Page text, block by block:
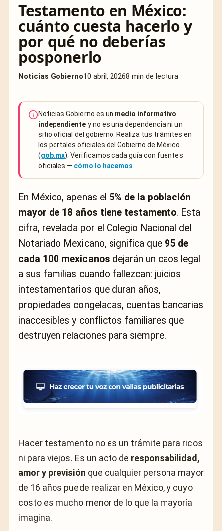
Testamento en México:
cuánto cuesta hacerlo y
por qué no deberías
posponerlo
Noticias Gobierno10 abril, 20268 min de lectura
Noticias Gobierno es un medio informativo
independiente y no es una dependencia ni un
sitio oficial del gobierno. Realiza tus trámites en
los portales oficiales del Gobierno de México
(gob.mx). Verificamos cada guía con fuentes
oficiales — cómo lo hacemos
En México, apenas el 5% de la población
mayor de 18 años tiene testamento. Esta
cifra, revelada por el Colegio Nacional del
Notariado Mexicano, significa que 95 de
cada 100 mexicanos dejarán un caos legal
a sus familias cuando fallezcan: juicios
intestamentarios que duran años,
propiedades congeladas, cuentas bancarias
inaccesibles y conflictos familiares que
destruyen relaciones para siempre.
Hacer testamento no es un trámite para ricos
ni para viejos. Es un acto de responsabilidad,
amor y previsión que cualquier persona mayor
de 16 años puede realizar en México, y cuyo
costo es mucho menor de lo que la mayoría
imagina.